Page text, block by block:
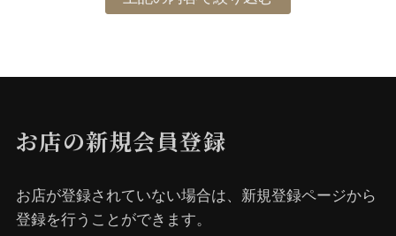
お店の新規会員登録
お店が登録されていない場合は、新規登録ページから
登録を⾏うことができます。